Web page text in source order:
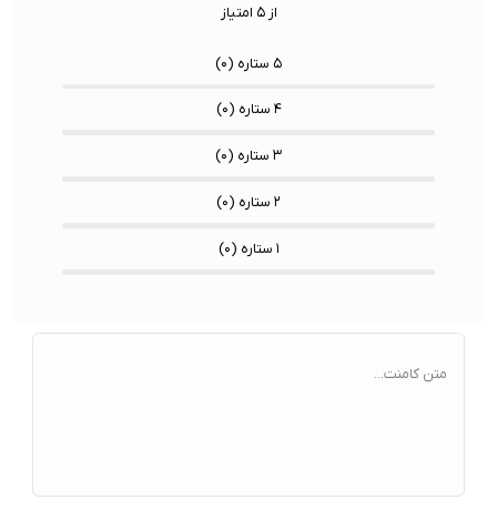
از ۵ امتیاز
۵ ستاره ( ۰)
۴ ستاره ( ۰)
۳ ستاره ( ۰)
۲ ستاره ( ۰)
۱ ستاره ( ۰)
متن کامنت...